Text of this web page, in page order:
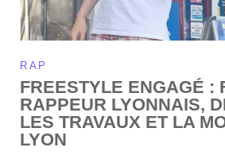
RAP
FREESTYLE ENGAGÉ :
RAPPEUR LYONNAIS,
LES TRAVAUX ET LA
LYON